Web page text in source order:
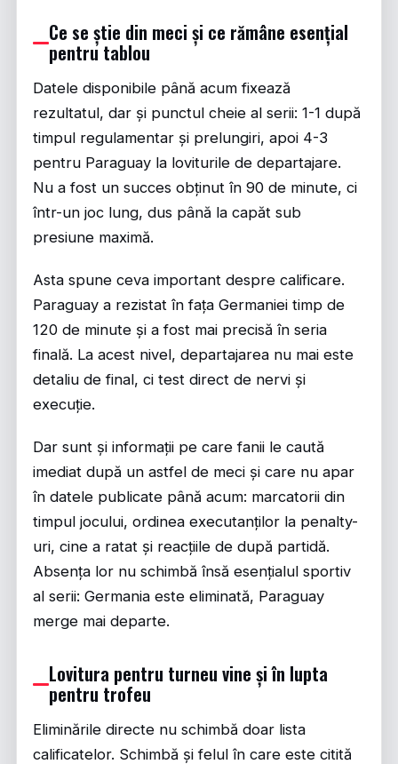
Ce se știe din meci și ce rămâne esențial
pentru tablou
Datele disponibile până acum fixează
rezultatul, dar și punctul cheie al serii: 1-1 după
timpul regulamentar și prelungiri, apoi 4-3
pentru Paraguay la loviturile de departajare.
Nu a fost un succes obținut în 90 de minute, ci
într-un joc lung, dus până la capăt sub
presiune maximă.
Asta spune ceva important despre calificare.
Paraguay a rezistat în fața Germaniei timp de
120 de minute și a fost mai precisă în seria
finală. La acest nivel, departajarea nu mai este
detaliu de final, ci test direct de nervi și
execuție.
Dar sunt și informații pe care fanii le caută
imediat după un astfel de meci și care nu apar
în datele publicate până acum: marcatorii din
timpul jocului, ordinea executanților la penalty-
uri, cine a ratat și reacțiile de după partidă.
Absența lor nu schimbă însă esențialul sportiv
al serii: Germania este eliminată, Paraguay
merge mai departe.
Lovitura pentru turneu vine și în lupta
pentru trofeu
Eliminările directe nu schimbă doar lista
calificatelor. Schimbă și felul în care este citită